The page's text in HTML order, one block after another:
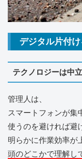
デジタル片付
テクノロジーは中
管理人は、
スマートフォンが集
使うのを避ければ避
明らかに作業効率が
頭のどこかで理解し